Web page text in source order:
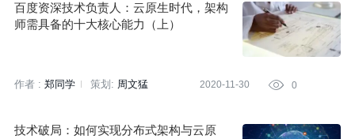
百度资深技术负责人：云原生时代，架构
师需具备的十大核心能力（上）
作者 : 郑同学 策划: 周文猛 2020-11-30  0
技术破局：如何实现分布式架构与云原